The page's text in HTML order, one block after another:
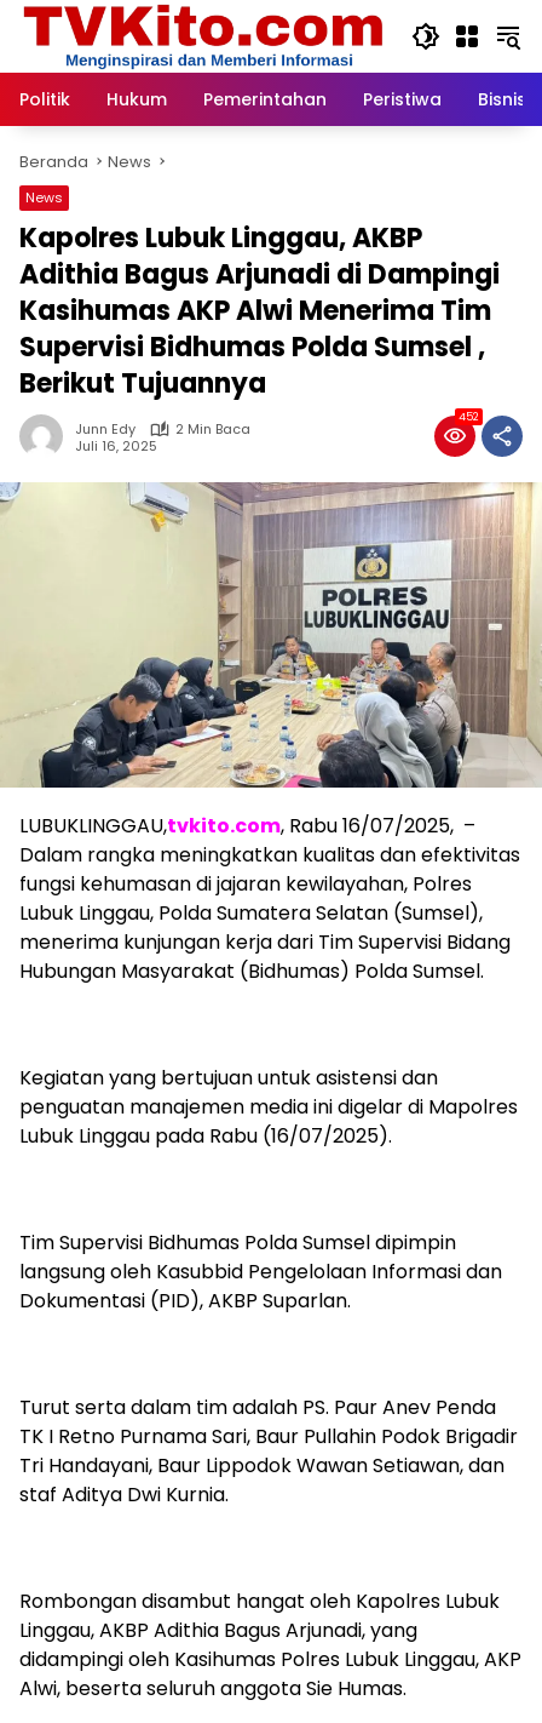
Langsung
Politik
Hukum Pemerintahan Peristiwa Bisnis
Beranda News
News
Kapolres Lubuk Linggau, AKBP
Adithia Bagus Arjunadi di Dampingi
Kasihumas AKP Alwi Menerima Tim
Supervisi Bidhumas Polda Sumsel ,
Berikut Tujuannya
Junn Edy
2 Min Baca
Juli 16, 2025
452
LUBUKLINGGAU,tvkito.com, Rabu 16/07/2025, –
Dalam rangka meningkatkan kualitas dan efektivitas
fungsi kehumasan di jajaran kewilayahan, Polres
Lubuk Linggau, Polda Sumatera Selatan (Sumsel),
menerima kunjungan kerja dari Tim Supervisi Bidang
Hubungan Masyarakat (Bidhumas) Polda Sumsel.
Kegiatan yang bertujuan untuk asistensi dan
penguatan manajemen media ini digelar di Mapolres
Lubuk Linggau pada Rabu (16/07/2025).
Tim Supervisi Bidhumas Polda Sumsel dipimpin
langsung oleh Kasubbid Pengelolaan Informasi dan
Dokumentasi (PID), AKBP Suparlan.
Turut serta dalam tim adalah PS. Paur Anev Penda
TK I Retno Purnama Sari, Baur Pullahin Podok Brigadir
Tri Handayani, Baur Lippodok Wawan Setiawan, dan
staf Aditya Dwi Kurnia.
Rombongan disambut hangat oleh Kapolres Lubuk
Linggau, AKBP Adithia Bagus Arjunadi, yang
didampingi oleh Kasihumas Polres Lubuk Linggau, AKP
Alwi, beserta seluruh anggota Sie Humas.